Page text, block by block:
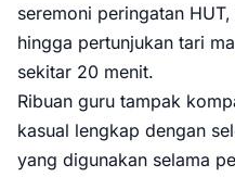
seremoni peringatan
hingga pertunjukan tari
sekitar 20 menit.
Ribuan guru tampak
kasual lengkap dengan
yang digunakan selama